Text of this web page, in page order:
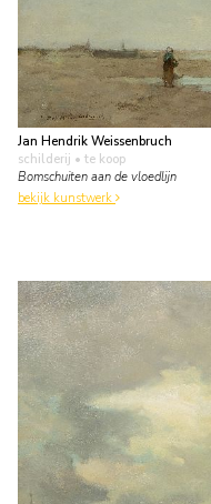
Jan Hendrik Weissenbruch
schilderij • te koop
Bomschuiten aan de vloedlijn
bekijk kunstwerk